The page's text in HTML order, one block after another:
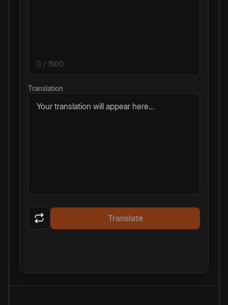
0 / 1500
Translation
Your translation will appear here...
Translate